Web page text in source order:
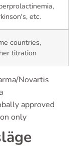
etc.
countries,
titration
Novartis
approved
only